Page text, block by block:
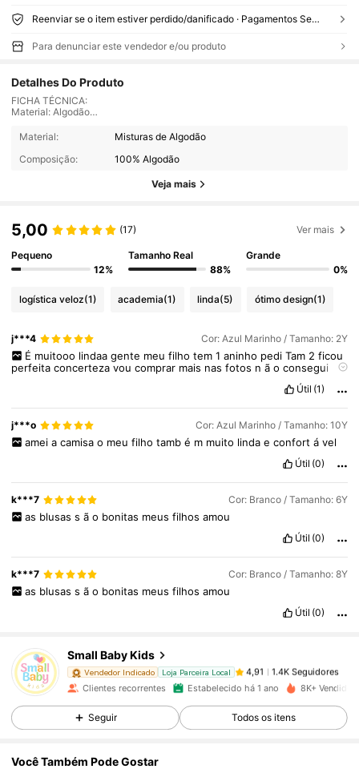
Reenviar se o item estiver perdido/danificado · Pagamentos Seguros · Proteção de privacidade
Para denunciar este vendedor e/ou produto
Detalhes Do Produto
FICHA TÉCNICA:
Material: Algodão
Gola Redonda
Atenção: As medidas podem variar entre 2 ou 3 centímetros, para mais ou
para menos.
Largura: 32
Altura: 44
Largura: 34
Tamanho: 6
Tamanho: 8
Largura: 38
Altura: 53
Tamanho: 12
Largura: 42
Tamanho: 14
Largura: 44
Altura: 62
Material:
Misturas de Algodão
Composição:
100% Algodão
Veja mais
5,00 (17) Ver mais
Pequeno
12%
Tamanho Real
88%
Grande
0%
logística veloz(1) academia(1) linda(5) ótimo design(1)
j***4 Cor: Azul Marinho / Tamanho: 2Y
É muitooo lindaa gente meu filho tem 1 aninho pedi Tam 2 ficou
perfeitaconcertezavoucomprar mais nasfotos nãoconsegui
Útil (1)
j***o Cor: Azul Marinho / Tamanho: 10Y
amei a camisa o meu filho tamb é m muito linda e confort á vel
Útil (0)
k***7 Cor: Branco / Tamanho: 6Y
as blusas s ã o bonitas meus filhos amou
Útil (0)
k***7 Cor: Branco / Tamanho: 8Y
as blusas s ã o bonitas meus filhos amou
Útil (0)
Small Baby Kids
Vendedor Indicado Loja Parceira Local
1.4K Seguidores
4,91 1.4K Seguidores
4,91
Clientes recorrentes Estabelecido há 1 ano 8K+ Vendido
Seguir Todos os itens
Você Também Pode Gostar